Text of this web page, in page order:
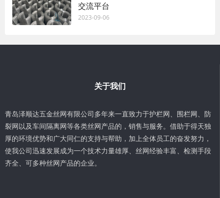
交流平台
2023-09-06
关于我们
青岛泽顺达五金丝网有限公司多年来一直致力于护栏网、围栏网、防
裂网以及车间隔离网等各类丝网产品的，销售与服务。借助于得天独
厚的环境优势和广大同仁的支持与帮助，加上全体员工的奋发努力，
使我公司迅速发展成为一个技术力量雄厚、丝网经验丰富、检测手段
齐全、可多种丝网产品的企业。